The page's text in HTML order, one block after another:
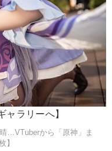
ャラリーへ】
…VTuberから「原神」ま
】